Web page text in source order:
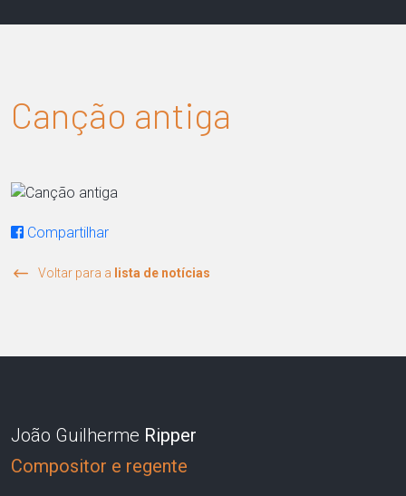
Canção antiga
Compartilhar
Voltar para a lista de notícias
João Guilherme Ripper
Compositor e regente